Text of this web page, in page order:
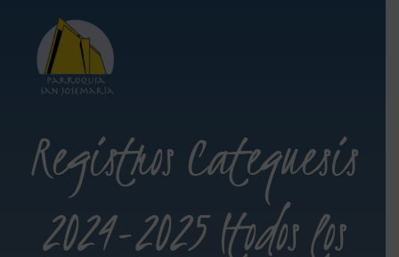
Registros Catequesis
2024-2025 (todos los